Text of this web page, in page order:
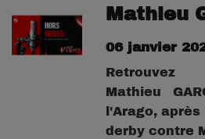
des
Dans
rencontrez
font les 24H,
aux
avec...
06 janvier
Mathieu
l'Arago,
derby contre